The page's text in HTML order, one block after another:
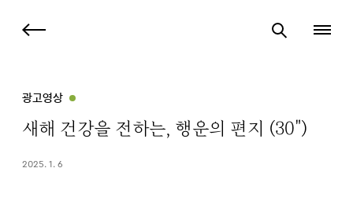
광고영상
새해 건강을 전하는, 행운의 편지 (30")
2025. 1. 6